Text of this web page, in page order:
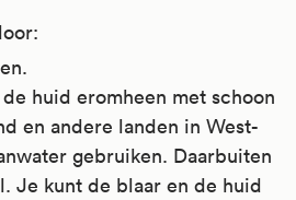
huid eromheen met schoon
en andere landen in West-
gebruiken. Daarbuiten
Je kunt de blaar en de huid